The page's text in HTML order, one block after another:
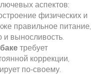
аспектов:
физических и
правильное питание,
и выносливость.
требует
коррекции,
по‑своему.